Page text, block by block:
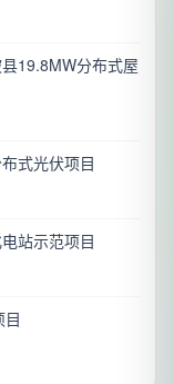
19.8MW分布式屋
式光伏项目
站示范项目